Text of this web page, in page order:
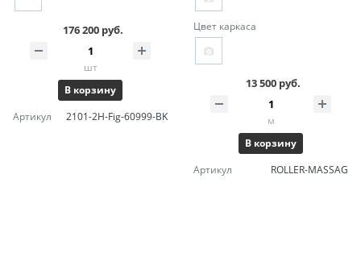
176 200 руб.
шт
В корзину
Артикул
2101-2H-Fig-60999-BK
Цвет каркаса
13 500 руб.
м
В корзину
Артикул
ROLLER-MASSAG